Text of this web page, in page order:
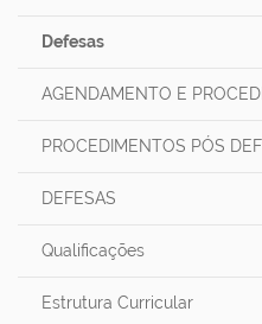
Defesas
AGENDAMENTO E
PROCEDIMENTOS PÓS
DEFESAS
Qualificações
Estrutura Curricular